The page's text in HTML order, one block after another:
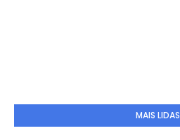
MAIS LIDAS